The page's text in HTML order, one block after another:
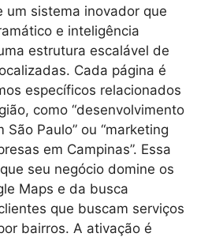
um sistema inovador que
e inteligência
estrutura escalável de
Cada página é
específicos relacionados
como “desenvolvimento
Paulo” ou “marketing
em Campinas”. Essa
seu negócio domine os
Maps e da busca
que buscam serviços
bairros. A ativação é